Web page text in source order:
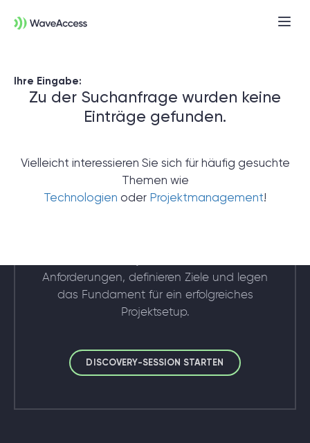
Ihre Eingabe:
Zu der Suchanfrage wurden keine
Einträge gefunden.
Vielleicht interessieren Sie sich für häufig gesuchte
Themen wie
Technologien oder Projektmanagement!
Noch nicht sicher, was Sie
Anforderungen, definieren Ziele und legen
das Fundament für ein erfolgreiches
Projektsetup.
DISCOVERY-SESSION STARTEN